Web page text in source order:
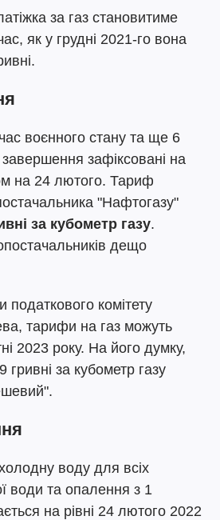
за газ становитиме
як у грудні 2021-го вона
воєнного стану та ще 6
завершення зафіксовані на
на 24 лютого. Тариф
"Нафтогазу"
за кубометр газу.
дещо
комітету
тарифи на газ можуть
2023 року. На його думку,
гривні за кубометр газу
воду для всіх
води та опалення з 1
на рівні 24 лютого 2022